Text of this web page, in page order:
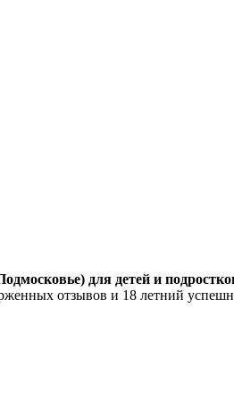
для детей и
отзывов и 18 летний